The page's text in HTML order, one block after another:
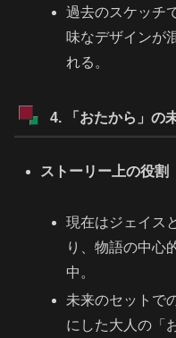
過去のスケッチ
味なデザインが
れる。
4. 「おたから」の
ストーリー上の役割
現在はジェイス
り、物語の中心
中。
未来のセットで
にした大人の「